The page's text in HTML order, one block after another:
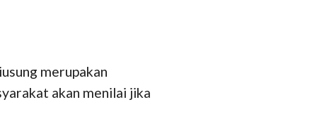
merupakan
akan menilai jika